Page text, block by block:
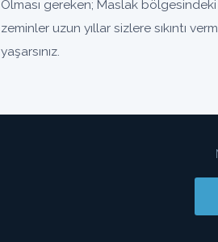
Olması gereken; Maslak
zeminler uzun yıllar sizlere sıkıntı
yaşarsınız.